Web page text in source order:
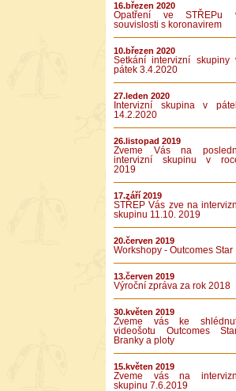
16.březen 2020
Opatření ve STŘEPu
souvislosti s koronavirem
10.březen 2020
Setkání intervizní skupiny
pátek 3.4.2020
27.leden 2020
Intervizní skupina v
14.2.2020
26.listopad 2019
Zveme Vás na
intervizní skupinu v
2019
17.září 2019
STŘEP Vás zve na
skupinu 11.10. 2019
20.červen 2019
Workshopy - Outcomes Star
13.červen 2019
Výroční zpráva za rok 2018
30.květen 2019
Zveme vás ke
videošotu Outcomes
Branky a ploty
15.květen 2019
Zveme vás na
skupinu 7.6.2019